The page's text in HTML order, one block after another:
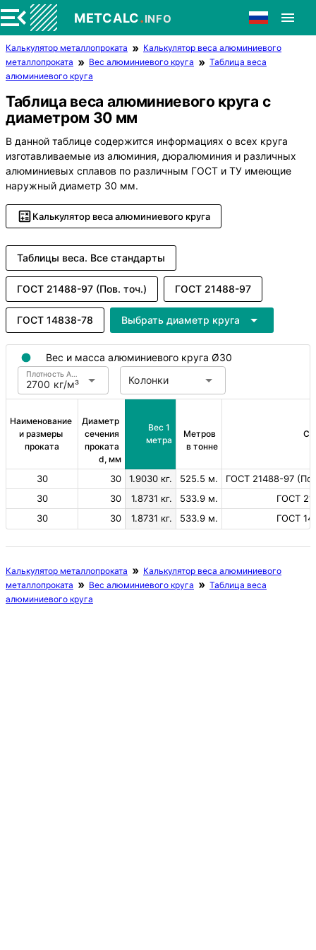
METCALC.INFO
Калькулятор металлопроката
Калькулятор веса алюминиевого
металлопроката
Вес алюминиевого круга
Таблица веса
алюминиевого круга
Таблица веса алюминиевого круга с
диаметром 30 мм
В данной таблице содержится информациях о всех круга
изготавливаемые из алюминия, дюралюминия и различных
алюминиевых сплавов по различным ГОСТ и ТУ имеющие
наружный диаметр 30 мм.
Калькулятор веса алюминиевого круга
Таблицы веса. Все стандарты
ГОСТ 21488-97 (Пов. точ.) ГОСТ 21488-97
ГОСТ 14838-78 Выбрать диаметр круга
Вес и масса алюминиевого круга Ø30
2700 кг/м³
Плотность Алюминий Колонки
Наименование
и размеры
проката
Диаметр
сечения
проката
d, мм
Вес 1
метра
Метров
в тонне
30 30 1.9030 кг. 525.5 м.
ГОСТ 21488-97
30
30 1.8731 кг. 533.9 м.
ГОСТ
30
30 1.8731 кг. 533.9 м. ГОСТ
Калькулятор металлопроката
Калькулятор веса алюминиевого
металлопроката
Вес алюминиевого круга
Таблица веса
алюминиевого круга